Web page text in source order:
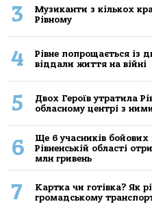
3
Музиканти з кількох
Рівному
4
Рівне попрощається із
віддали життя на війні
5
Двох Героїв утратила
обласному центрі з
6
Ще 6 учасників
Рівненській області
млн гривень
7
Картка чи готівка? Як
громадському